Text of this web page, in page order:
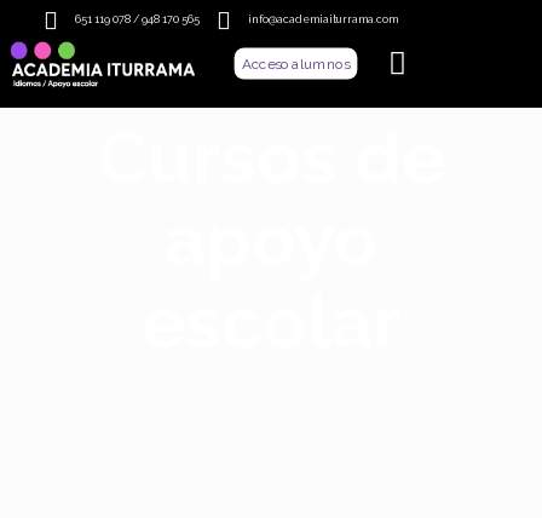
651 119 078 / 948 170 565 info@academiaiturrama.com
Acceso alumnos